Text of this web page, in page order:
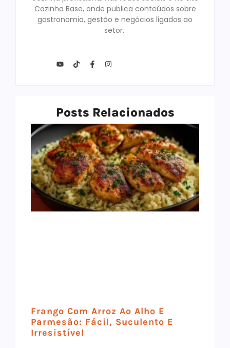
Cozinha Base, onde publica conteúdos sobre
gastronomia, gestão e negócios ligados ao
setor.
Posts Relacionados
Frango Com Arroz Ao Alho E
Parmesão: Fácil, Suculento E
Irresistível